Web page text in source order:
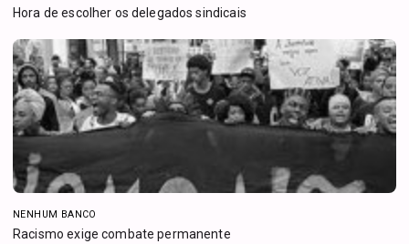
Hora de escolher os delegados sindicais
NENHUM BANCO
Racismo exige combate permanente